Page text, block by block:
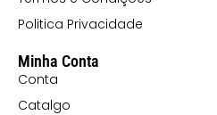
Politica Privacidade
Minha Conta
Conta
Catalgo